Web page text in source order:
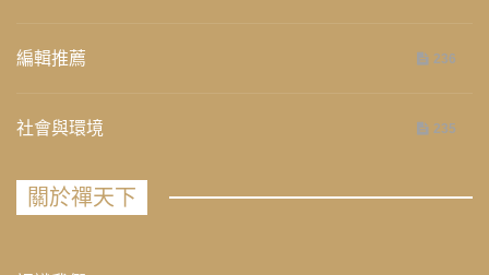
編輯推薦 236
社會與環境 235
關於禪天下